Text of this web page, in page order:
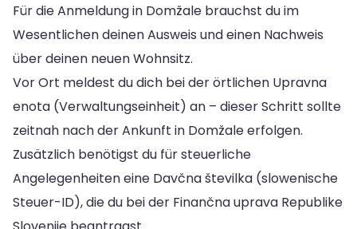
Für die Anmeldung in Domžale brauchst du im
Wesentlichen deinen Ausweis und einen Nachweis
über deinen neuen Wohnsitz.
Vor Ort meldest du dich bei der örtlichen Upravna
enota (Verwaltungseinheit) an – dieser Schritt sollte
zeitnah nach der Ankunft in Domžale erfolgen.
Zusätzlich benötigst du für steuerliche
Angelegenheiten eine Davčna številka (slowenische
Steuer-ID), die du bei der Finančna uprava Republike